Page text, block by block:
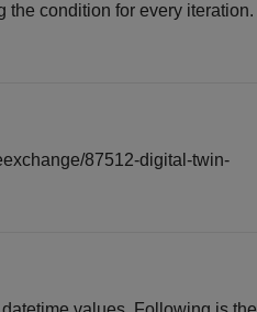
the condition for every iteration.
87512-digital-twin-